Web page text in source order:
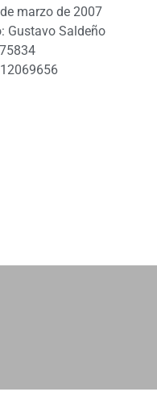
marzo de 2007
Gustavo Saldeño